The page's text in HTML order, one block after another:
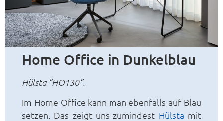
Home Office in Dunkelblau
Hülsta “HO130”.
Im Home Office kann man ebenfalls auf Blau
setzen. Das zeigt uns zumindest Hülsta mit